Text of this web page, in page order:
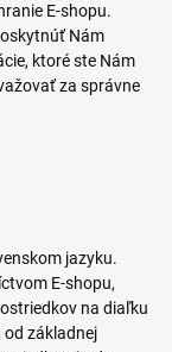
E-shopu.
Nám
ktoré ste Nám
za správne
jazyku.
E-shopu,
na diaľku
od základnej